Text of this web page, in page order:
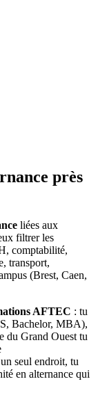
près
liées aux
filtrer les
comptabilité,
transport,
(Brest, Caen,
AFTEC : tu
Bachelor, MBA),
du Grand Ouest tu
seul endroit, tu
en alternance qui